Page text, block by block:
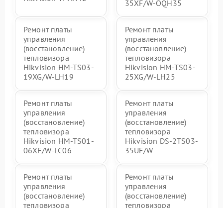
35XF/W-OQH35
Ремонт платы
управления
(восстановление)
тепловизора
Hikvision HM-TS03-
19XG/W-LH19
Ремонт платы
управления
(восстановление)
тепловизора
Hikvision HM-TS03-
25XG/W-LH25
Ремонт платы
управления
(восстановление)
тепловизора
Hikvision HM-TS01-
06XF/W-LC06
Ремонт платы
управления
(восстановление)
тепловизора
Hikvision DS-2TS03-
35UF/W
Ремонт платы
управления
(восстановление)
тепловизора
Ремонт платы
управления
(восстановление)
тепловизора